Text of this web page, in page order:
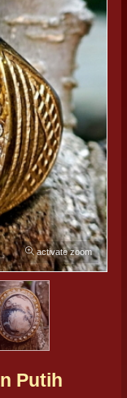
activate zoom
Putih